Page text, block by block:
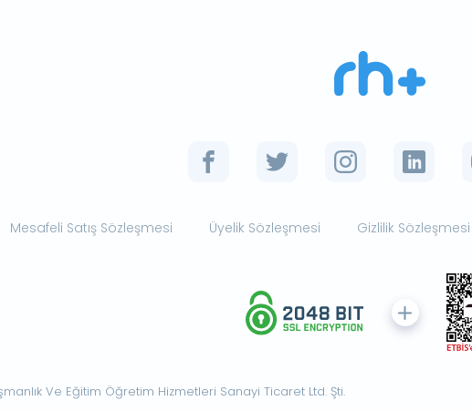
Mesafeli Satış Sözleşmesi Üyelik Sözleşmesi Gizlilik Sözleşmesi
Ve Eğitim Öğretim Hizmetleri Sanayi Ticaret Ltd. Şti.